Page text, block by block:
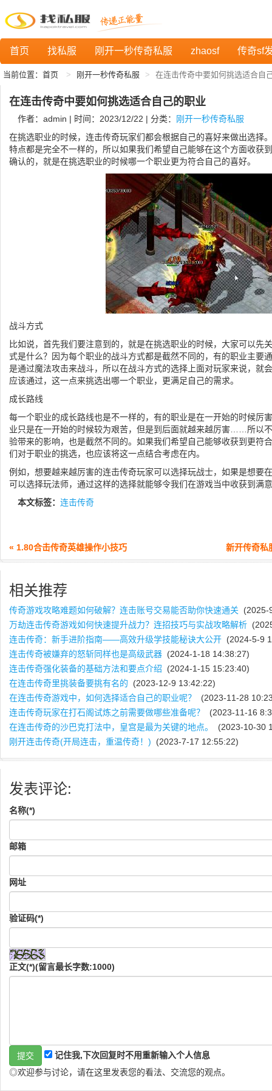
首页 找私服 刚开一秒传奇私服 zhaosf 传奇sf
当前位置： 首页 刚开一秒传奇私服 在连击传奇中要如何挑选适合自
在连击传奇中要如何挑选适合自己的职业
作者：admin | 时间：2023/12/22 | 分类：
刚开一秒传奇私服
在挑选职业的时候，连击传奇玩家们都会根据自己的喜好来做出选择
特点都是完全不一样的，所以如果我们希望自己能够在这个方面收获
确认的，就是在挑选职业的时候哪一个职业更为符合自己的喜好。
战斗方式
比如说，首先我们要注意到的，就是在挑选职业的时候，大家可以先
式是什么？因为每个职业的战斗方式都是截然不同的，有的职业主要
是通过魔法攻击来战斗，所以在战斗方式的选择上面对玩家来说，就
应该通过，这一点来挑选出哪一个职业，更满足自己的需求。
成长路线
每一个职业的成长路线也是不一样的，有的职业是在一开始的时候厉
业只是在一开始的时候较为艰苦，但是到后面就越来越厉害……所以
验带来的影响，也是截然不同的。如果我们希望自己能够收获到更符
们对于职业的挑选，也应该将这一点结合考虑在内。
例如，想要越来越厉害的连击传奇玩家可以选择玩战士，如果是想要
可以选择玩法师，通过这样的选择就能够令我们在游戏当中收获到满
本文标签： 连击传奇
« 1.80合击传奇英雄操作小技巧 新开传奇私
相关推荐
传奇游戏攻略难题如何破解？连击账号交易能否助你快速通关 (2025-
万劫连击传奇游戏如何快速提升战力？连招技巧与实战攻略解析
连击传奇：新手进阶指南——高效升级学技能秘诀大公开 (2024-5-9
连击传奇被嫌弃的怒斩同样也是高级武器 (2024-1-18 14:38:27)
连击传奇强化装备的基础方法和要点介绍 (2024-1-15 15:23:40)
在连击传奇里挑装备要挑有名的 (2023-12-9 13:42:22)
在连击传奇游戏中，如何选择适合自己的职业呢？
(2023-11-28
连击传奇玩家在打石阁试炼之前需要做哪些准备呢？
(2023-11-16
在连击传奇的沙巴克打法中，皇宫是最为关键的地点。
(2023-10-30
刚开连击传奇(开局连击，重温传奇！) (2023-7-17 12:55:22)
发表评论:
名称(*)
邮箱
网址
验证码(*)
正文(*)(留言最长字数:1000)
记住我,下次回复时不用重新输入个人信息
◎欢迎参与讨论，请在这里发表您的看法、交流您的观点。